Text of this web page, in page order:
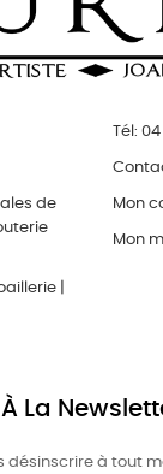
de
|
Tél: 04
Mon
Mon
La
désinscrire à tout